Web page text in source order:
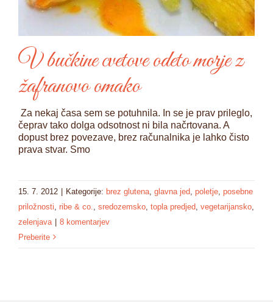
V bučkine cvetove odeto morje z
žafranovo omako
Za nekaj časa sem se potuhnila. In se je prav prileglo,
čeprav tako dolga odsotnost ni bila načrtovana. A
dopust brez povezave, brez računalnika je lahko čisto
prava stvar. Smo
15. 7. 2012 | Kategorije: brez glutena glavna jed poletje posebne
priložnosti ribe & co. sredozemsko topla predjed vegetarijansko
zelenjava | 8 komentarjev
Preberite